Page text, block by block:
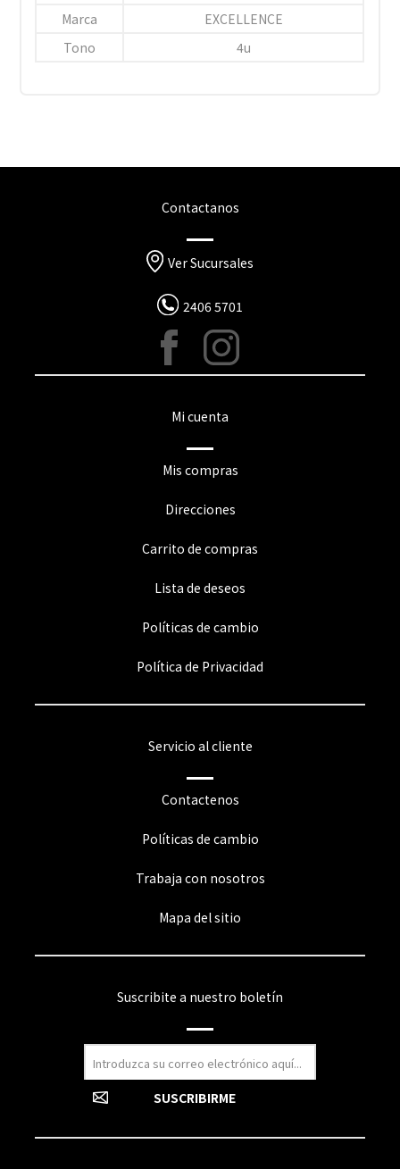
Marca
EXCELLENCE
Tono
4u
Contactanos
Ver Sucursales
2406 5701
Mi cuenta
Mis compras
Direcciones
Carrito de compras
Lista de deseos
Políticas de cambio
Política de Privacidad
Servicio al cliente
Contactenos
Políticas de cambio
Trabaja con nosotros
Mapa del sitio
Suscribite a nuestro boletín